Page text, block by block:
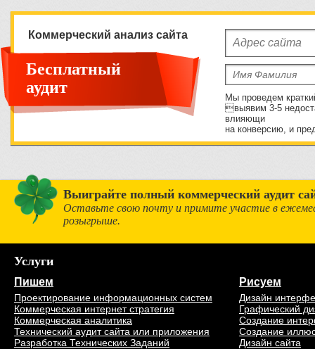
Коммерческий анализ сайта
Бесплатный
аудит
Мы проведем
выявим 3-5
влияющи
на конверсию, и
Выиграйте полный коммерческий аудит
Оставьте свою почту и примите участие в
розыгрыше.
Услуги
Пишем
Проектирование информационных систем
Коммерческая интернет стратегия
Коммерческая аналитика
Технический аудит сайта или приложения
Разработка Технических Заданий
Рисуем
Дизайн
Графический
Создание
Создание
Дизайн сайта